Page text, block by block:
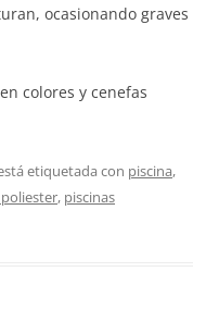
ocasionando graves
colores y cenefas
etiquetada con piscina,
, piscinas